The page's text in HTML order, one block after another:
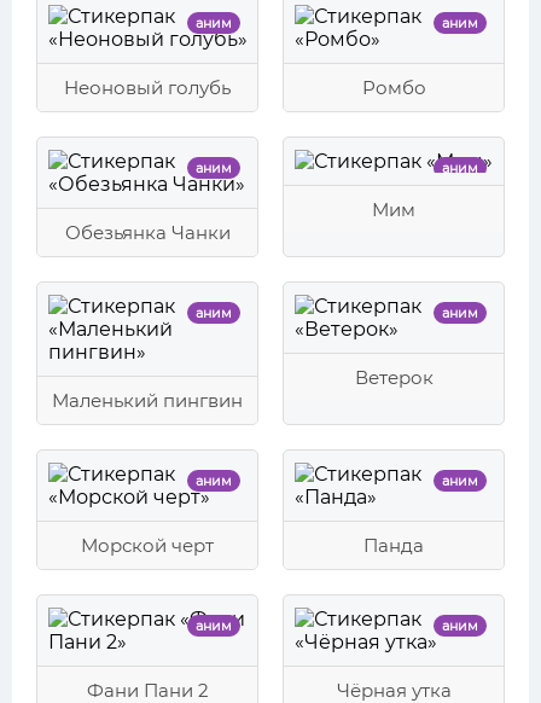
аним
Неоновый голубь
аним
Ромбо
аним
Обезьянка Чанки
аним
Мим
аним
Маленький пингвин
аним
Ветерок
аним
Морской черт
аним
Панда
аним
Фани Пани 2
аним
Чёрная утка